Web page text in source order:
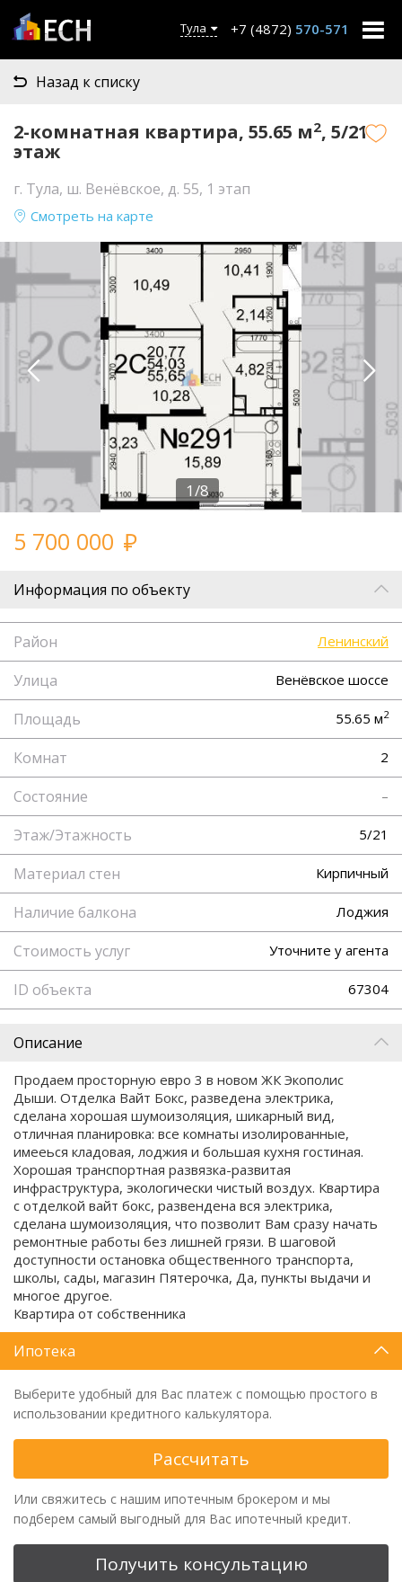
Тула +7 (4872) 570-571
Назад к списку
2-комнатная квартира, 55.65 м2, 5/21
этаж
г. Тула, ш. Венёвское, д. 55, 1 этап
Смотреть на карте
1/8
5 700 000
Информация по объекту
Район Ленинский
Улица Венёвское шоссе
Площадь 55.65 м2
Комнат 2
Состояние –
Этаж/Этажность 5/21
Материал стен Кирпичный
Наличие балкона Лоджия
Стоимость услуг Уточните у агента
ID объекта 67304
Описание
Продаем просторную евро 3 в новом ЖК Экополис
Дыши. Отделка Вайт Бокс, разведена электрика,
сделана хорошая шумоизоляция, шикарный вид,
отличная планировка: все комнаты изолированные,
имееься кладовая, лоджия и большая кухня гостиная.
Хорошая транспортная развязка-развитая
инфраструктура, экологически чистый воздух. Квартира
с отделкой вайт бокс, развендена вся электрика,
сделана шумоизоляция, что позволит Вам сразу начать
ремонтные работы без лишней грязи. В шаговой
доступности остановка общественного транспорта,
школы, сады, магазин Пятерочка, Да, пункты выдачи и
многое другое.
Квартира от собственника
Ипотека
Выберите удобный для Вас платеж с помощью простого в
использовании кредитного калькулятора.
Рассчитать
Или свяжитесь с нашим ипотечным брокером и мы
подберем самый выгодный для Вас ипотечный кредит.
Получить консультацию